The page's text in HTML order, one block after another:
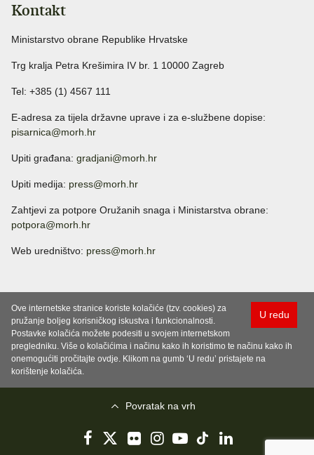
Kontakt
Ministarstvo obrane Republike Hrvatske
Trg kralja Petra Krešimira IV br. 1 10000 Zagreb
Tel: +385 (1) 4567 111
E-adresa za tijela državne uprave i za e-službene dopise:
pisarnica@morh.hr
Upiti građana: gradjani@morh.hr
Upiti medija: press@morh.hr
Zahtjevi za potpore Oružanih snaga i Ministarstva obrane:
potpora@morh.hr
Web uredništvo: press@morh.hr
U redu
Ove internetske stranice koriste kolačiće (tzv. cookies) za
pružanje boljeg korisničkog iskustva i funkcionalnosti.
Postavke kolačića možete podesiti u svojem internetskom
pregledniku. Više o kolačićima i načinu kako ih koristimo te načinu kako ih
onemogućiti pročitajte ovdje. Klikom na gumb ‘U redu’ pristajete na
korištenje kolačića.
Povratak na vrh